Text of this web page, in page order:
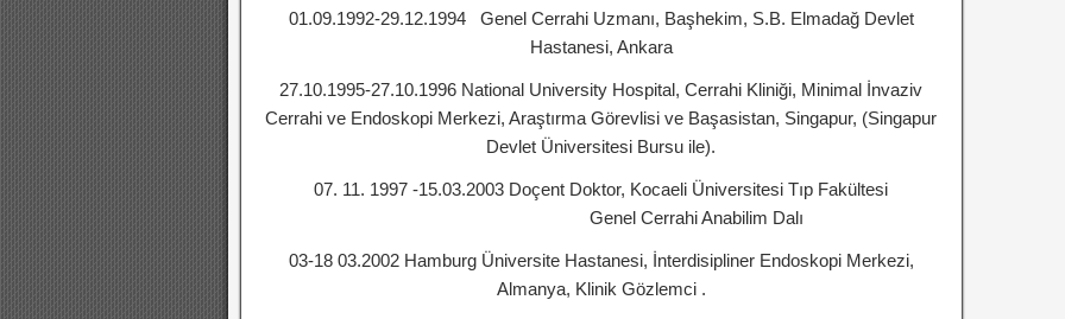
01.09.1992-29.12.1994 Genel Cerrahi Uzmanı, Başhekim, S.B. Elmadağ Devlet
Hastanesi, Ankara
27.10.1995-27.10.1996 National University Hospital, Cerrahi Kliniği, Minimal İnvaziv
Cerrahi ve Endoskopi Merkezi, Araştırma Görevlisi ve Başasistan, Singapur, (Singapur
Devlet Üniversitesi Bursu ile).
07. 11. 1997 -15.03.2003 Doçent Doktor, Kocaeli Üniversitesi Tıp Fakültesi
Genel Cerrahi Anabilim Dalı
03-18 03.2002 Hamburg Üniversite Hastanesi, İnterdisipliner Endoskopi Merkezi,
Almanya, Klinik Gözlemci .